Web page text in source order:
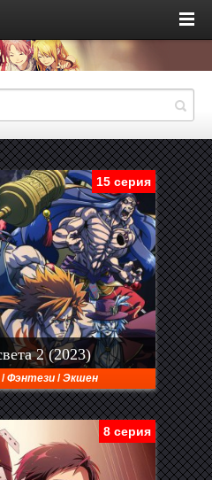
15 серия
2 (2023)
/Фэнтези /Экшен
8 серия